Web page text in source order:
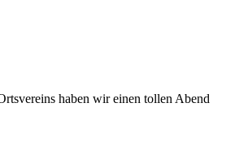
haben wir einen tollen Abend